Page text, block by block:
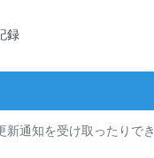
録
通知を受け取ったりでき